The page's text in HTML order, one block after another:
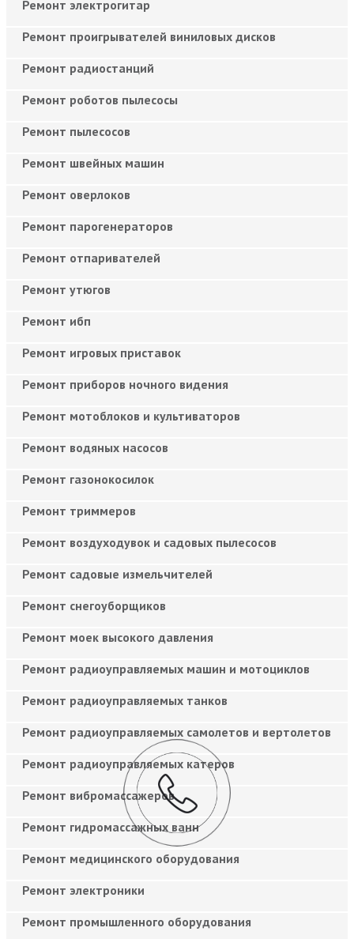
Ремонт электрогитар
Ремонт проигрывателей виниловых дисков
Ремонт радиостанций
Ремонт роботов пылесосы
Ремонт пылесосов
Ремонт швейных машин
Ремонт оверлоков
Ремонт парогенераторов
Ремонт отпаривателей
Ремонт утюгов
Ремонт ибп
Ремонт игровых приставок
Ремонт приборов ночного видения
Ремонт мотоблоков и культиваторов
Ремонт водяных насосов
Ремонт газонокосилок
Ремонт триммеров
Ремонт воздуходувок и садовых пылесосов
Ремонт садовые измельчителей
Ремонт снегоуборщиков
Ремонт моек высокого давления
Ремонт радиоуправляемых машин и мотоциклов
Ремонт радиоуправляемых танков
Ремонт радиоуправляемых самолетов и вертолетов
Ремонт радиоуправляемых катеров
Ремонт вибромассажеров
Ремонт гидромассажных ванн
Ремонт медицинского оборудования
Ремонт электроники
Ремонт промышленного оборудования